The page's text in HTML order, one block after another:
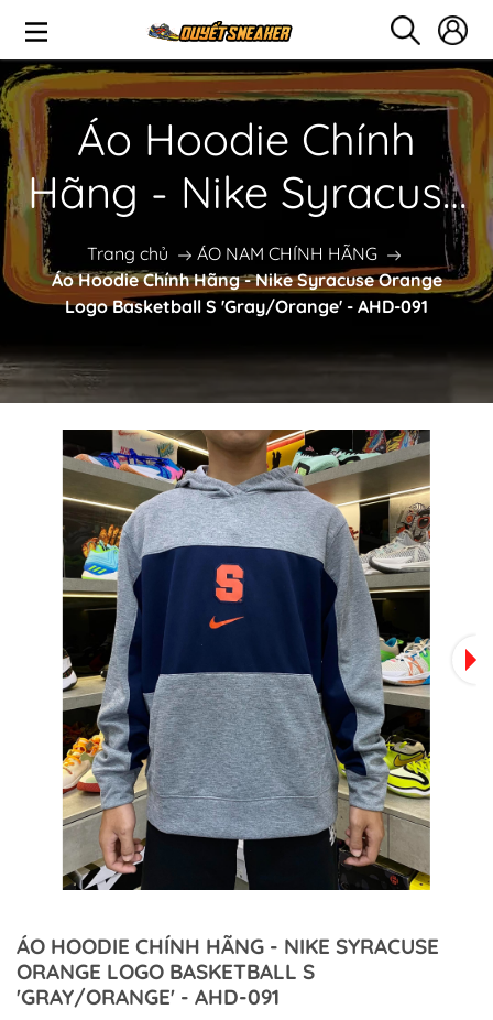
Áo Hoodie Chính
Hãng - Nike Syracuse
Orange Logo
Basketball S
'Gray/Orange' -
AHD-091
Trang chủ
ÁO NAM CHÍNH HÃNG
Áo Hoodie Chính Hãng - Nike Syracuse Orange
Logo Basketball S 'Gray/Orange' - AHD-091
ÁO HOODIE CHÍNH HÃNG - NIKE SYRACUSE
ORANGE LOGO BASKETBALL S
'GRAY/ORANGE' - AHD-091